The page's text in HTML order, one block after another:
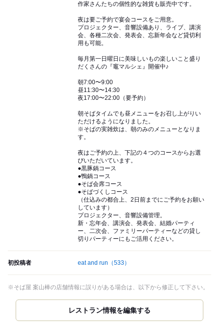
作家さんたちの個性的な雑貨も販売中です。
夜は要ご予約で宴会コースをご用意。
プロジェクター、音響設備あり、ライブ、講演
会、各種二次会、発表会、忘新年会など貸切利
用も可能。
毎月第一日曜日に美味しいもの楽しいこと盛り
だくさんの『竈マルシェ』開催中♪
朝7:00〜9:00
昼11:30〜14:30
夜17:00〜22:00（要予約）
朝そばタイムでも昼メニューをお召し上がりい
ただけるようになりました。
※そばの実雑炊は、朝のみのメニューとなりま
す。
夜はご予約の上、下記の４つのコースからお選
びいただいています。
●黒豚鍋コース
●鴨鍋コース
●そば会席コース
●そばづくしコース
（仕込みの都合上、2日前までにご予約をお願い
しています）
プロジェクター、音響設備管理。
新・忘年会、講演会、発表会、結婚パーティ
ー、二次会、ファミリーパーティーなどの貸し
切りパーティーにもご活用ください。
初投稿者 eat and run （533）
※そば屋 案山棒の店舗情報に誤りがある場合は、以下から修正して下さい。